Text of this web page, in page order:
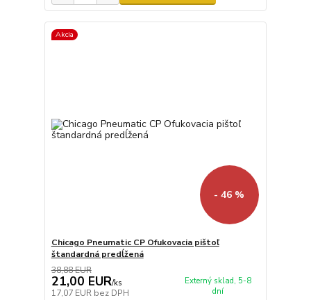
Akcia
- 46 %
Chicago Pneumatic CP Ofukovacia pištoľ
štandardná predĺžená
38,88 EUR
21,00 EUR/ks
17,07 EUR bez DPH
Externý sklad, 5-8
dní